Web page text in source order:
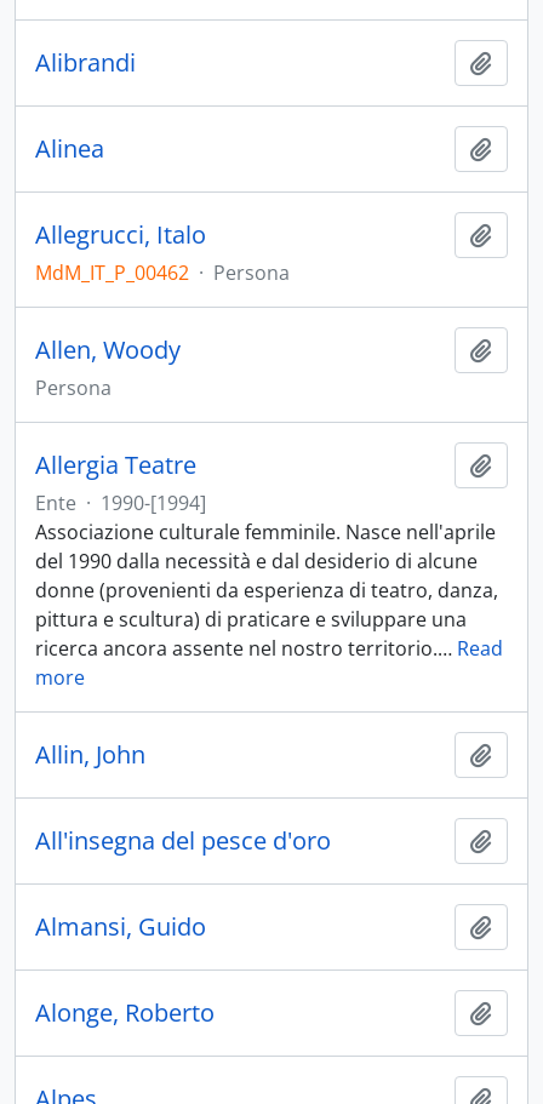
Alibrandi
Alinea
Allegrucci, Italo
MdM_IT_P_00462 · Persona
Allen, Woody
Persona
Allergia Teatre
Ente · 1990-[1994]
Associazione culturale femminile. Nasce nell'aprile
del 1990 dalla necessità e dal desiderio di alcune
donne (provenienti da esperienza di teatro, danza,
pittura e scultura) di praticare e sviluppare una
ricerca ancora assente nel nostro territorio.… Read
more
Allin, John
All'insegna del pesce d'oro
Almansi, Guido
Alonge, Roberto